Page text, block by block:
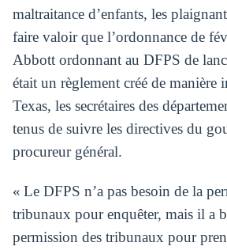
maltraitance d’enfants, les
faire valoir que l’ordonnance de
Abbott ordonnant au DFPS de
était un règlement créé de manière
Texas, les secrétaires des
tenus de suivre les directives du
procureur général.
« Le DFPS n’a pas besoin de la
tribunaux pour enquêter, mais il a
permission des tribunaux pour